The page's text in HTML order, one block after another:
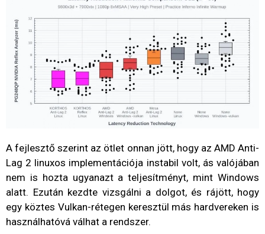
A fejlesztő szerint az ötlet onnan jött, hogy az AMD Anti-
Lag 2 linuxos implementációja instabil volt, ás valójában
nem is hozta ugyanazt a teljesítményt, mint Windows
alatt. Ezután kezdte vizsgálni a dolgot, és rájött, hogy
egy köztes Vulkan-rétegen keresztül más hardvereken is
használhatóvá válhat a rendszer.